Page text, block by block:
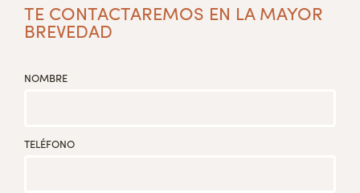
TE CONTACTAREMOS EN LA MAYOR
BREVEDAD
NOMBRE
TELÉFONO